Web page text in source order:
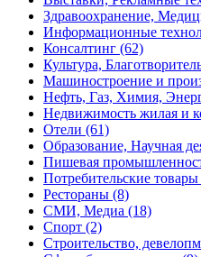
Здравоохранение,
Информационные
Консалтинг (62)
Культура,
Машиностроение и
Нефть, Газ, Химия,
Недвижимость жилая и
Отели (61)
Образование, Научная
Пишевая
Потребительские товары
Рестораны (8)
СМИ, Медиа (18)
Спорт (2)
Строительство,